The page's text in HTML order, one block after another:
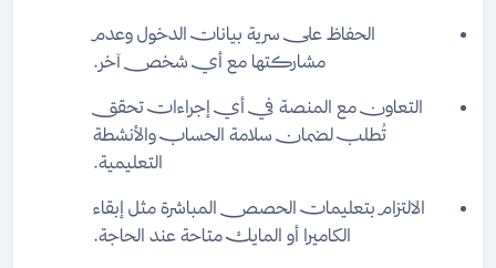
الحفاظ على سرية بيانات الدخول وعدم
مشاركتها مع أي شخص آخر.
التعاون مع المنصة في أي إجراءات تحقق
تُطلب لضمان سلامة الحساب والأنشطة
التعليمية.
الالتزام بتعليمات الحصص المباشرة مثل إبقاء
الكاميرا أو المايك متاحة عند الحاجة.